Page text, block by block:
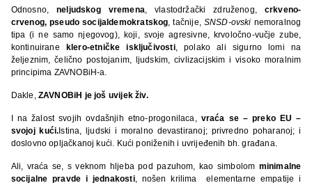
Odnosno, neljudskog vremena , vlastodržački združenog, crkveno-
crvenog, pseudo socijaldemokratskog , tačnije, SNSD-ovski nemoralnog
tipa (i ne samo njegovog), koji, svoje agresivne, krvoločno-vučje zube,
kontinuirane klero-etničke isključivosti, polako ali sigurno lomi na
željeznim, čelično postojanim, ljudskim, civlizacijskim i visoko moralnim
principima ZAVNOBiH-a.
Dakle, ZAVNOBiH je još uvijek živ.
I na žalost svojih ovdašnjih etno-progonilaca, vraća se – preko EU –
svojoj kući.Istina, ljudski i moralno devastiranoj; privredno poharanoj; i
doslovno opljačkanoj kući. Kući poniženih i uvrijeđenih bh. građana.
Ali, vraća se, s veknom hljeba pod pazuhom, kao simbolom minimalne
socijalne pravde i jednakosti, nošen krilima elementarne empatije i